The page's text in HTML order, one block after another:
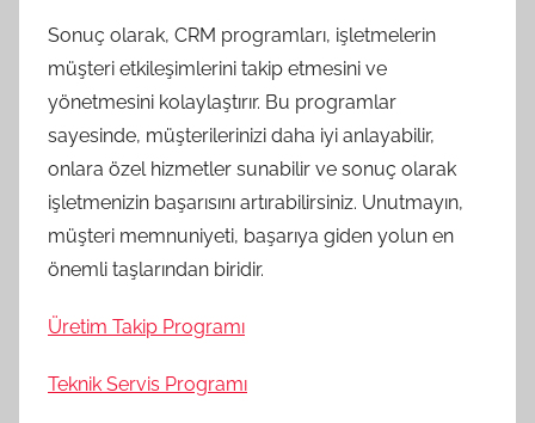
Sonuç olarak, CRM programları, işletmelerin
müşteri etkileşimlerini takip etmesini ve
yönetmesini kolaylaştırır. Bu programlar
sayesinde, müşterilerinizi daha iyi anlayabilir,
onlara özel hizmetler sunabilir ve sonuç olarak
işletmenizin başarısını artırabilirsiniz. Unutmayın,
müşteri memnuniyeti, başarıya giden yolun en
önemli taşlarından biridir.
Üretim Takip Programı
Teknik Servis Programı